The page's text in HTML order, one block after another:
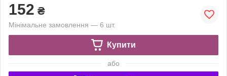
152 ₴
Мінімальне замовлення — 6 шт.
Купити
або